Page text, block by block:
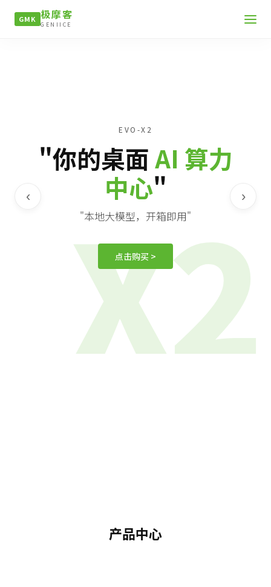
GMK 极摩客
GENIICE
X2
EVO-X2
"你的桌面AI 算力
中心"
"本地大模型，开箱即用"
点击购买 >
‹ ›
产品中心